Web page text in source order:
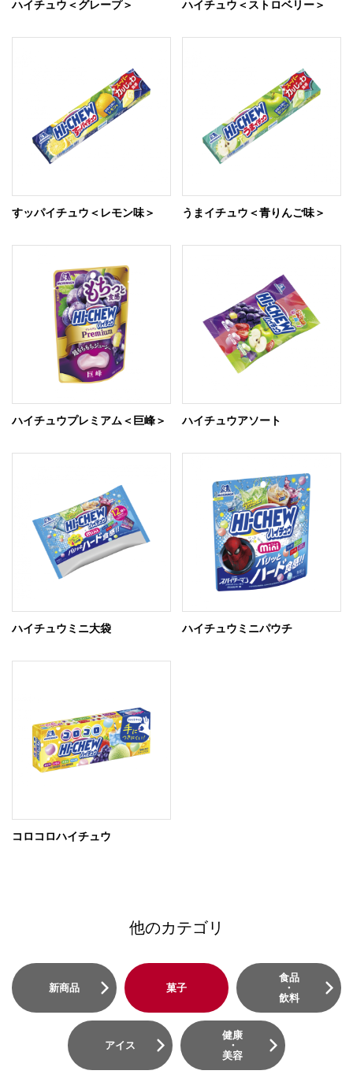
ハイチュウ＜グレープ＞ ハイチュウ＜ストロベリー＞
すッパイチュウ＜レモン味＞ うまイチュウ＜青りんご味＞
ハイチュウプレミアム＜巨峰＞ ハイチュウアソート
ハイチュウミニ大袋 ハイチュウミニパウチ
コロコロハイチュウ
他のカテゴリ
新商品 菓子
食品
・
飲料
アイス
健康
・
美容